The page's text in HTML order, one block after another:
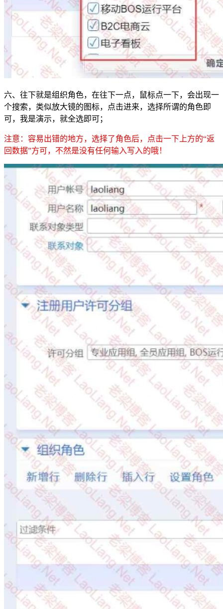
六、往下就是组织角色，在往下一点，鼠标点一下，会出现一
个搜索，类似放大镜的图标，点击进来，选择所谓的角色即
可，我是演示，就全选即可；
注意：容易出错的地方，选择了角色后，点击一下上方的“返
回数据”方可，不然是没有任何输入写入的哦！